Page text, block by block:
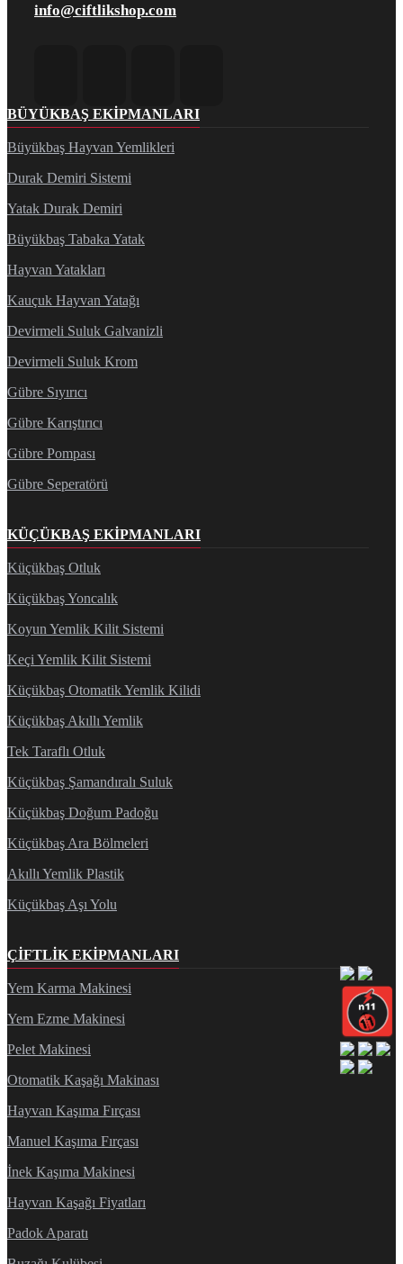
info@ciftlikshop.com
BÜYÜKBAŞ EKIPMANLARI
Büyükbaş Hayvan Yemlikleri
Durak Demiri Sistemi
Yatak Durak Demiri
Büyükbaş Tabaka Yatak
Hayvan Yatakları
Kauçuk Hayvan Yatağı
Devirmeli Suluk Galvanizli
Devirmeli Suluk Krom
Gübre Sıyırıcı
Gübre Karıştırıcı
Gübre Pompası
Gübre Seperatörü
KÜÇÜKBAŞ EKIPMANLARI
Küçükbaş Otluk
Küçükbaş Yoncalık
Koyun Yemlik Kilit Sistemi
Keçi Yemlik Kilit Sistemi
Küçükbaş Otomatik Yemlik Kilidi
Küçükbaş Akıllı Yemlik
Tek Taraflı Otluk
Küçükbaş Şamandıralı Suluk
Küçükbaş Doğum Padoğu
Küçükbaş Ara Bölmeleri
Akıllı Yemlik Plastik
Küçükbaş Aşı Yolu
ÇIFTLIK EKIPMANLARI
Yem Karma Makinesi
Yem Ezme Makinesi
Pelet Makinesi
Otomatik Kaşağı Makinası
Hayvan Kaşıma Fırçası
Manuel Kaşıma Fırçası
İnek Kaşıma Makinesi
Hayvan Kaşağı Fiyatları
Padok Aparatı